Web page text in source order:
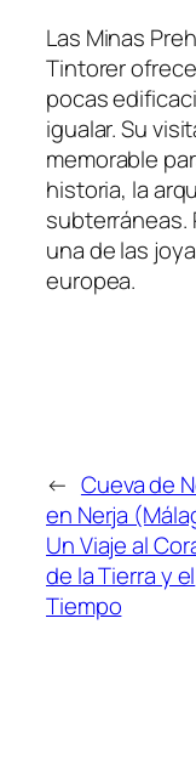
Las Minas
Tintorer
pocas
igualar. Su
memorable
historia, la
subterráneas.
una de las
europea.
← Cueva de
en Nerja
Un Viaje al
de la Tierra y el
Tiempo